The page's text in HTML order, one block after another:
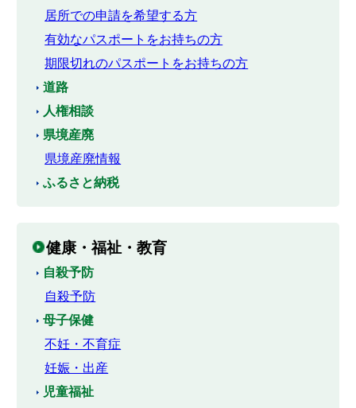
居所での申請を希望する方
有効なパスポートをお持ちの方
期限切れのパスポートをお持ちの方
道路
人権相談
県境産廃
県境産廃情報
ふるさと納税
健康・福祉・教育
自殺予防
自殺予防
母子保健
不妊・不育症
妊娠・出産
児童福祉